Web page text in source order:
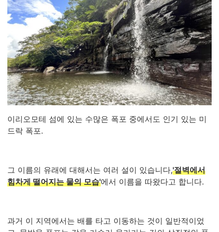
이리오모테 섬에 있는 수많은 폭포 중에서도 인기 있는 미
드락 폭포.
그 이름의 유래에 대해서는 여러 설이 있습니다,'절벽에서
힘차게 떨어지는 물의 모습'에서 이름을 따왔다고 합니다.
과거 이 지역에서는 배를 타고 이동하는 것이 일반적이었